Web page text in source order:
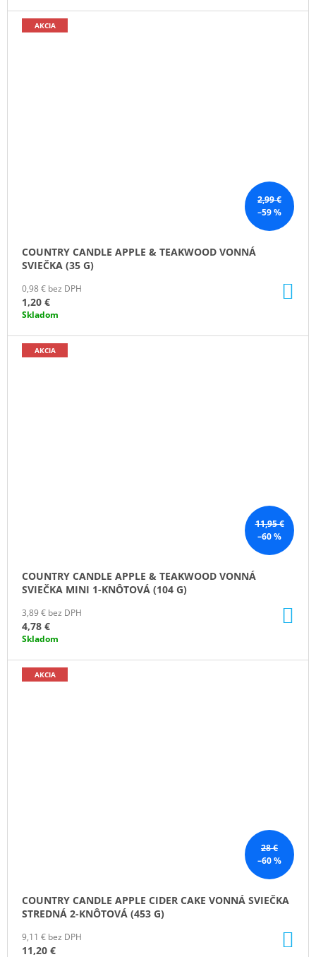
2,99 €
–59 %
AKCIA
COUNTRY CANDLE APPLE & TEAKWOOD VONNÁ
SVIEČKA (35 G)
0,98 € bez DPH
1,20 €
Skladom
11,95 €
–60 %
AKCIA
COUNTRY CANDLE APPLE & TEAKWOOD VONNÁ
SVIEČKA MINI 1-KNÔTOVÁ (104 G)
3,89 € bez DPH
4,78 €
Skladom
28 €
–60 %
AKCIA
COUNTRY CANDLE APPLE CIDER CAKE VONNÁ SVIEČKA
STREDNÁ 2-KNÔTOVÁ (453 G)
9,11 € bez DPH
11,20 €